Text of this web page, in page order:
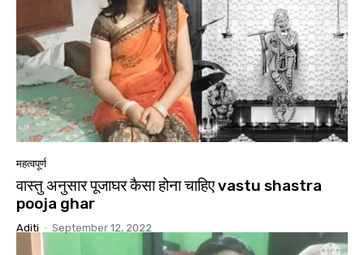
महत्वपूर्ण
वास्तु अनुसार पूजाघर कैसा होना चाहिए vastu shastra
pooja ghar
Aditi - September 12, 2022